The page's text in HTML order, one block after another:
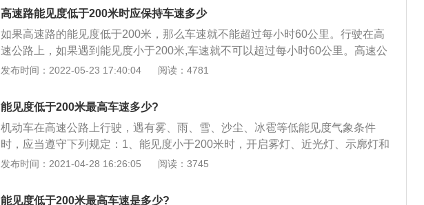
但是如果这样做，那么意外发生的可能性就会大幅度的下降。此外，驾驶者如果
能见度小于200米，那么对于前面的路况就不能非常清楚的知道。因此，时刻保
持着100米以上的车距时非常有必要，也是必不可少的。
高速路能见度低于200米时应保持车速多少
如果高速路的能见度低于200米，那么车速就不能超过每小时60公里。行驶在高
速公路上，如果遇到能见度小于200米,车速就不可以超过每小时60公里。高速公
路也会出现下大雨、有大雾等一系列不利于驾驶者正常驾驶的恶劣天气，而作为
了要限速外，也需要避免超车，防止出现由于未能及时应对突发状况而造成的意
外事故。在这种情况下，选择超车也是非常不合理的，这是对自己以及他人生命
不负责的表现。此外，驾驶者也同样需要集中精力来关注前行道路。
发布时间：2022-05-23 17:40:04 阅读：4781
能见度低于200米最高车速多少?
机动车在高速公路上行驶，遇有雾、雨、雪、沙尘、冰雹等低能见度气象条件
时，应当遵守下列规定：1、能见度小于200米时，开启雾灯、近光灯、示廓灯和
前后位灯，车速不得超过每小时60公里，与同车道前车保持100米以上的距离；
灯，车速不得超过每小时40公里，与同车道前车保持50米以上的距离；3、能见
发布时间：2021-04-28 16:26:05 阅读：3745
能见度低于200米最高车速是多少?